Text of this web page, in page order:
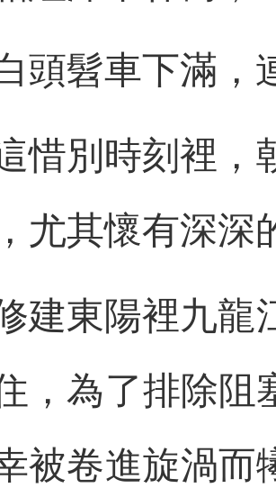
頭髫車下滿，
惜別時刻裡，
尤其懷有深深
建東陽裡九龍
，為了排除阻
被卷進旋渦而